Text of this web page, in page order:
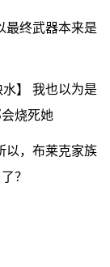
最终武器本来是
水】 我也以为是
烧死她
以，布莱克家族
？